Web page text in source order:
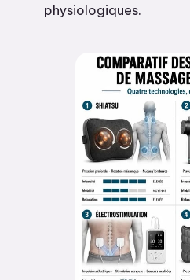
physiologiques.